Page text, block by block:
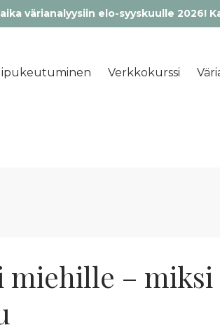
aika värianalyysiin elo-syyskuulle 2026!
Verkkokurssi
miehille – miksi